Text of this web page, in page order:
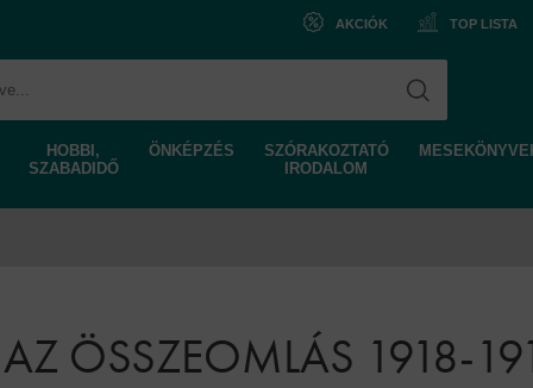
AKCIÓK TOP LISTA
HOBBI,
SZABADIDŐ
ÖNKÉPZÉS
SZÓRAKOZTATÓ
IRODALOM
AZ ÖSSZEOMLÁS 1918-